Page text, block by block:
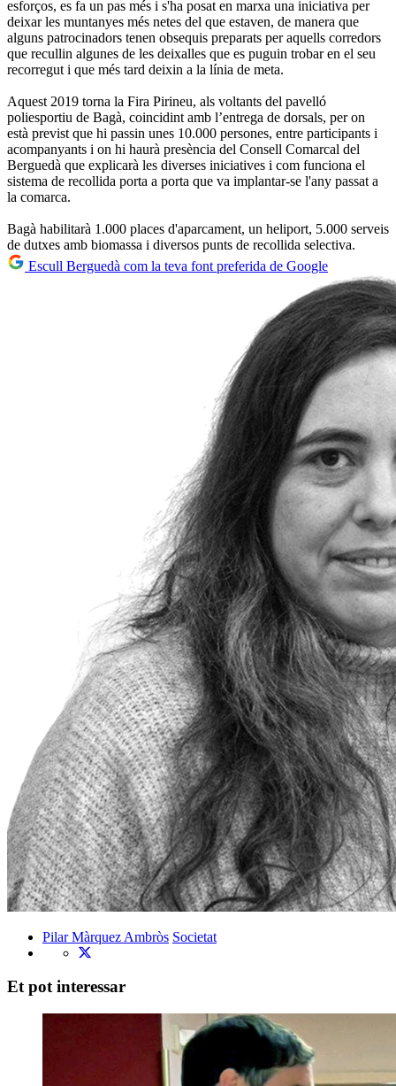
esforços, es fa un pas més i s'ha posat en marxa una iniciativa per
deixar les muntanyes més netes del que estaven, de manera que
alguns patrocinadors tenen obsequis preparats per aquells corredors
que recullin algunes de les deixalles que es puguin trobar en el seu
recorregut i que més tard deixin a la línia de meta.
Aquest 2019 torna la Fira Pirineu, als voltants del pavelló
poliesportiu de Bagà, coincidint amb l’entrega de dorsals, per on
està previst que hi passin unes 10.000 persones, entre participants i
acompanyants i on hi haurà presència del Consell Comarcal del
Berguedà que explicarà les diverses iniciatives i com funciona el
sistema de recollida porta a porta que va implantar-se l'any passat a
la comarca.
Bagà habilitarà 1.000 places d'aparcament, un heliport, 5.000 serveis
de dutxes amb biomassa i diversos punts de recollida selectiva.
Escull Berguedà com la teva font preferida de Google
Pilar Màrquez Ambròs Societat
Et pot interessar